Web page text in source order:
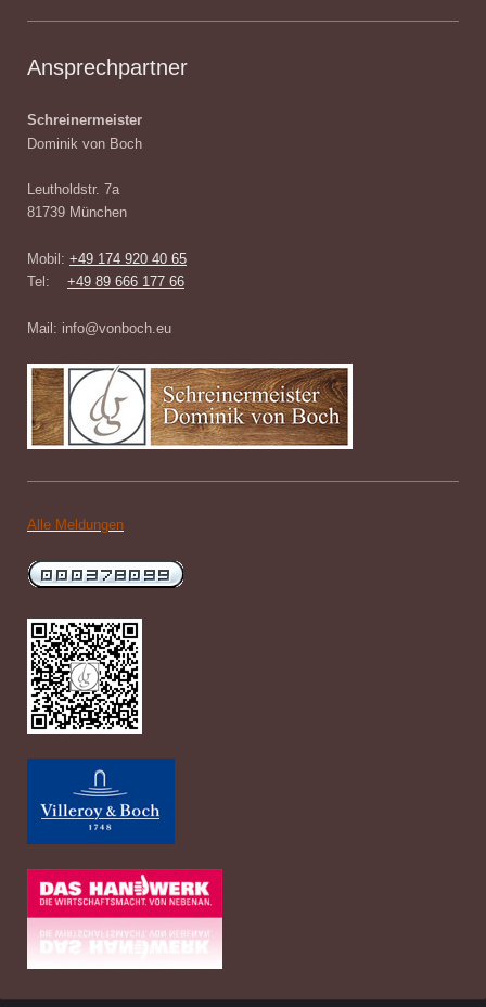
Ansprechpartner
Schreinermeister
Dominik von Boch
Leutholdstr. 7a
81739 München
Mobil: +49 174 920 40 65
Tel: +49 89 666 177 66
Mail: info@vonboch.eu
Alle Meldungen